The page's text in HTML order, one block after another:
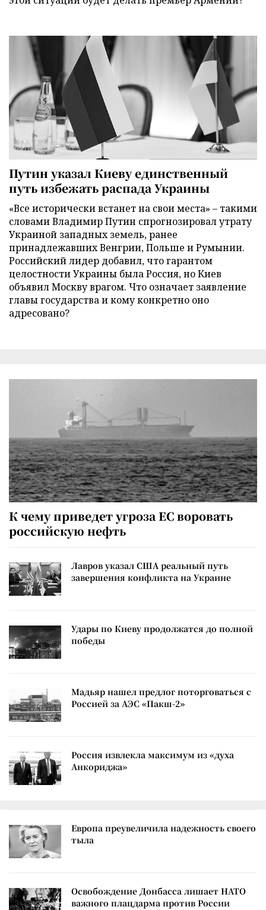
Путин указал Киеву единственный
путь избежать распада Украины
«Все исторически встанет на свои места» – такими
словами Владимир Путин спрогнозировал утрату
Украиной западных земель, ранее
принадлежавших Венгрии, Польше и Румынии.
Российский лидер добавил, что гарантом
целостности Украины была Россия, но Киев
объявил Москву врагом. Что означает заявление
главы государства и кому конкретно оно
адресовано?
К чему приведет угроза ЕС воровать
российскую нефть
Лавров указал США реальный путь
завершения конфликта на Украине
Удары по Киеву продолжатся до полной
победы
Мадьяр нашел предлог поторговаться с
Россией за АЭС «Пакш-2»
Россия извлекла максимум из «духа
Анкориджа»
Европа преувеличила надежность своего
тыла
Освобождение Донбасса лишает НАТО
важного плацдарма против России